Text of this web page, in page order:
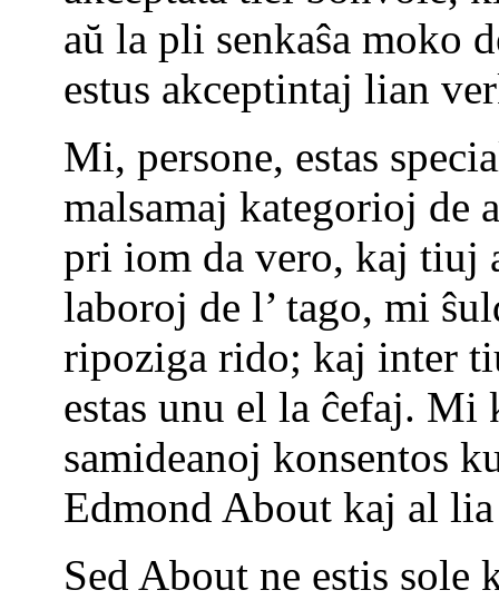
aŭ la pli senkaŝa moko
estus akceptintaj lian
Mi, persone, estas
malsamaj kategorioj
pri iom da vero, kaj tiuj
laboroj de l’ tago, mi
ripoziga rido; kaj inter
estas unu el la ĉefaj. Mi
samideanoj konsentos
Edmond About kaj al
Sed About ne estis